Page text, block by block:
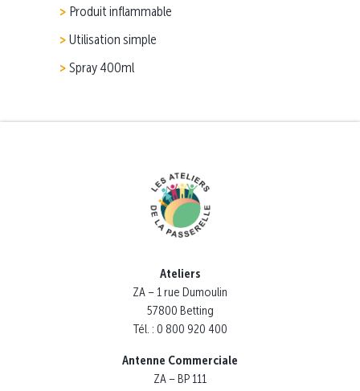
Produit inflammable
Utilisation simple
Spray 400ml
Ateliers
ZA – 1 rue Dumoulin
57800 Betting
Tél. : 0 800 920 400
Antenne Commerciale
ZA – BP 111